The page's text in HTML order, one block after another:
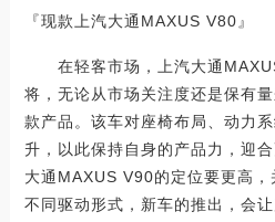
『现款上汽大通MAXUS V80』
在轻客市场，上汽大通
将，无论从市场关注度还是保有
款产品。该车对座椅布局、动力
升，以此保持自身的产品力，迎
大通MAXUS V90的定位要更高
不同驱动形式，新车的推出，会